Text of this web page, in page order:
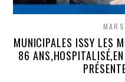
MUNICIPALES ISSY LES
86